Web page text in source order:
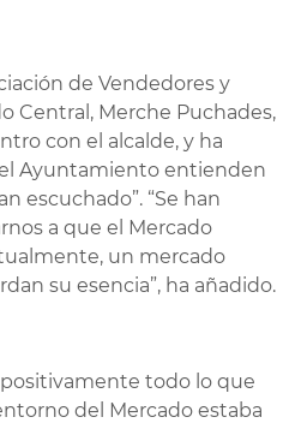
de Vendedores y
Central, Merche Puchades,
con el alcalde, y ha
Ayuntamiento entienden
escuchado”. “Se han
a que el Mercado
un mercado
su esencia”, ha añadido.
todo lo que
del Mercado estaba